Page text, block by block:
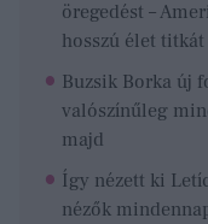
öregedést –
hosszú élet titkát
Buzsik Borka új
valószínűleg
majd
Így nézett ki
nézők